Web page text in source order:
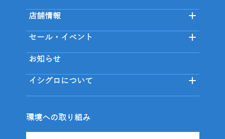
店舗情報
セール・イベント
お知らせ
イシグロについて
環境への取り組み